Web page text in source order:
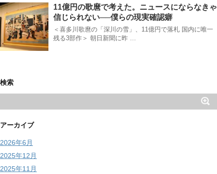
11億円の歌麿で考えた。ニュースにならなきゃ
信じられない──僕らの現実確認癖
＜喜多川歌麿の「深川の雪」、11億円で落札 国内に唯一
残る3部作＞ 朝日新聞に昨 …
検索
アーカイブ
2026年6月
2025年12月
2025年11月